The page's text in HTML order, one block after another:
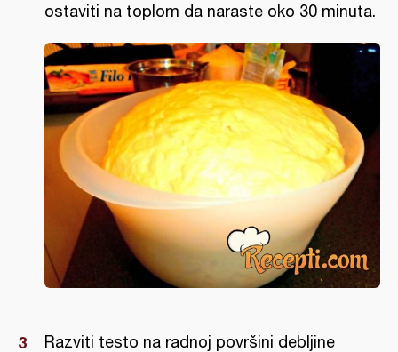
ostaviti na toplom da naraste oko 30 minuta.
Razviti testo na radnoj površini debljine